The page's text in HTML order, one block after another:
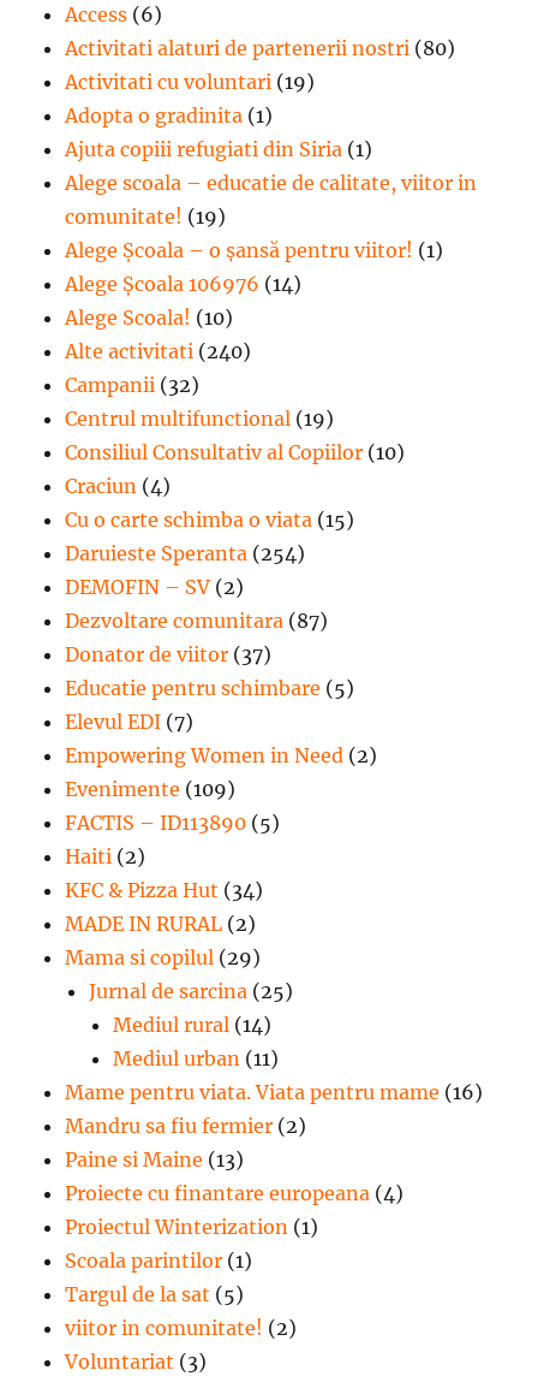
Access (6)
Activitati alaturi de partenerii nostri (80)
Activitati cu voluntari (19)
Adopta o gradinita (1)
Ajuta copiii refugiati din Siria (1)
Alege scoala – educatie de calitate, viitor in
comunitate! (19)
Alege Şcoala – o şansă pentru viitor! (1)
Alege Școala 106976 (14)
Alege Scoala! (10)
Alte activitati (240)
Campanii (32)
Centrul multifunctional (19)
Consiliul Consultativ al Copiilor (10)
Craciun (4)
Cu o carte schimba o viata (15)
Daruieste Speranta (254)
DEMOFIN – SV (2)
Dezvoltare comunitara (87)
Donator de viitor (37)
Educatie pentru schimbare (5)
Elevul EDI (7)
Empowering Women in Need (2)
Evenimente (109)
FACTIS – ID113890 (5)
Haiti (2)
KFC & Pizza Hut (34)
MADE IN RURAL (2)
Mama si copilul (29)
Jurnal de sarcina (25)
Mediul rural (14)
Mediul urban (11)
Mame pentru viata. Viata pentru mame (16)
Mandru sa fiu fermier (2)
Paine si Maine (13)
Proiecte cu finantare europeana (4)
Proiectul Winterization (1)
Scoala parintilor (1)
Targul de la sat (5)
viitor in comunitate! (2)
Voluntariat (3)